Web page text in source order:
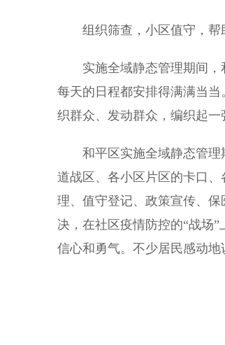
组织筛查，小区值守，帮
实施全域静态管理期间，
每天的日程都安排得满满当
织群众、发动群众，编织起一
和平区实施全域静态管理
道战区、各小区片区的卡口
理、值守登记、政策宣传、
决，在社区疫情防控的“战场
信心和勇气。不少居民感动地